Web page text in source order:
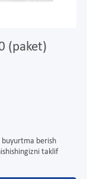
(paket)
buyurtma berish
taklif